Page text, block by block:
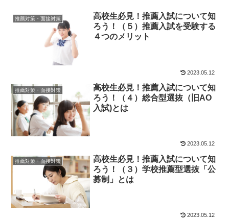
推薦対策・面接対策
高校生必見！推薦入試について知
ろう！（５）推薦入試を受験する
４つのメリット
2023.05.12
推薦対策・面接対策
高校生必見！推薦入試について知
ろう！（４）総合型選抜（旧AO
入試)とは
2023.05.12
推薦対策・面接対策
高校生必見！推薦入試について知
ろう！（３）学校推薦型選抜「公
募制」とは
2023.05.12